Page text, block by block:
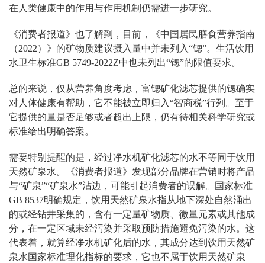
在人类健康中的作用与作用机制仍需进一步研究。
《消费者报道》也了解到，目前，《中国居民膳食营养指南
（2022）》的矿物质建议摄入量中并未列入“锶”。生活饮用
水卫生标准GB 5749-2022Z中也未列出“锶”的限值要求。
总的来说，仅从营养角度考虑，富锶矿化滤芯提供的锶确实
对人体健康有帮助，它不能被立即归入“智商税”行列。至于
它提供的量是否足够或者超出上限，仍有待相关科学研究或
标准给出明确答案。
需要特别提醒的是，经过净水机矿化滤芯的水不等同于饮用
天然矿泉水。《消费者报道》发现部分品牌在营销时将产品
与“矿泉”“矿泉水”沾边，可能引起消费者的误解。国家标准
GB 8537明确规定，饮用天然矿泉水指从地下深处自然涌出
的或经钻井采集的，含有一定量矿物质、微量元素或其他成
分，在一定区域未经污染并采取预防措施避免污染的水。这
代表着，就算经净水机矿化后的水，其成分达到饮用天然矿
泉水国家标准理化指标的要求，它也不属于饮用天然矿泉